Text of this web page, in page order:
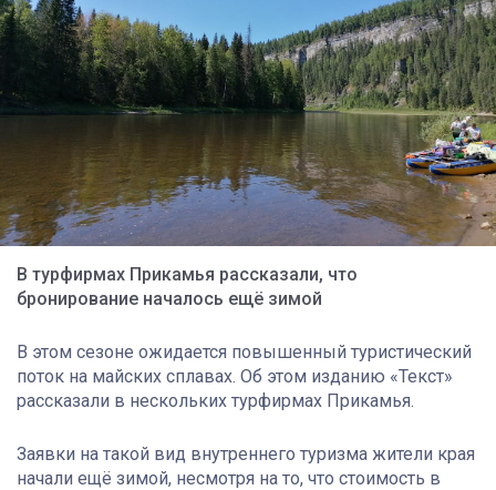
В турфирмах Прикамья рассказали, что
бронирование началось ещё зимой
В этом сезоне ожидается повышенный туристический
поток на майских сплавах. Об этом изданию «Текст»
рассказали в нескольких турфирмах Прикамья.
Заявки на такой вид внутреннего туризма жители края
начали ещё зимой, несмотря на то, что стоимость в